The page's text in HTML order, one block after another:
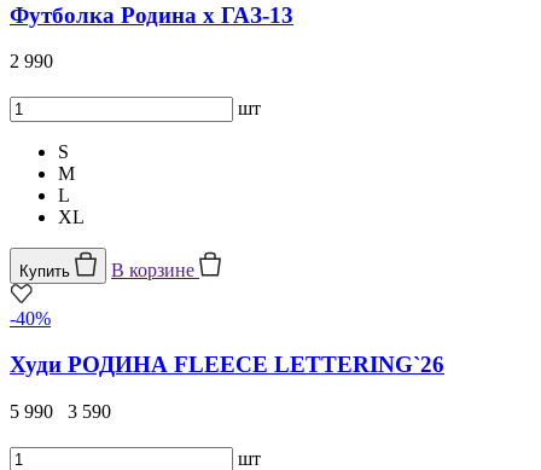
Футболка Родина x ГАЗ-13
2 990
шт
S
M
L
XL
Купить В корзине
-40%
Худи РОДИНА FLEECE LETTERING`26
5 990 3 590
шт